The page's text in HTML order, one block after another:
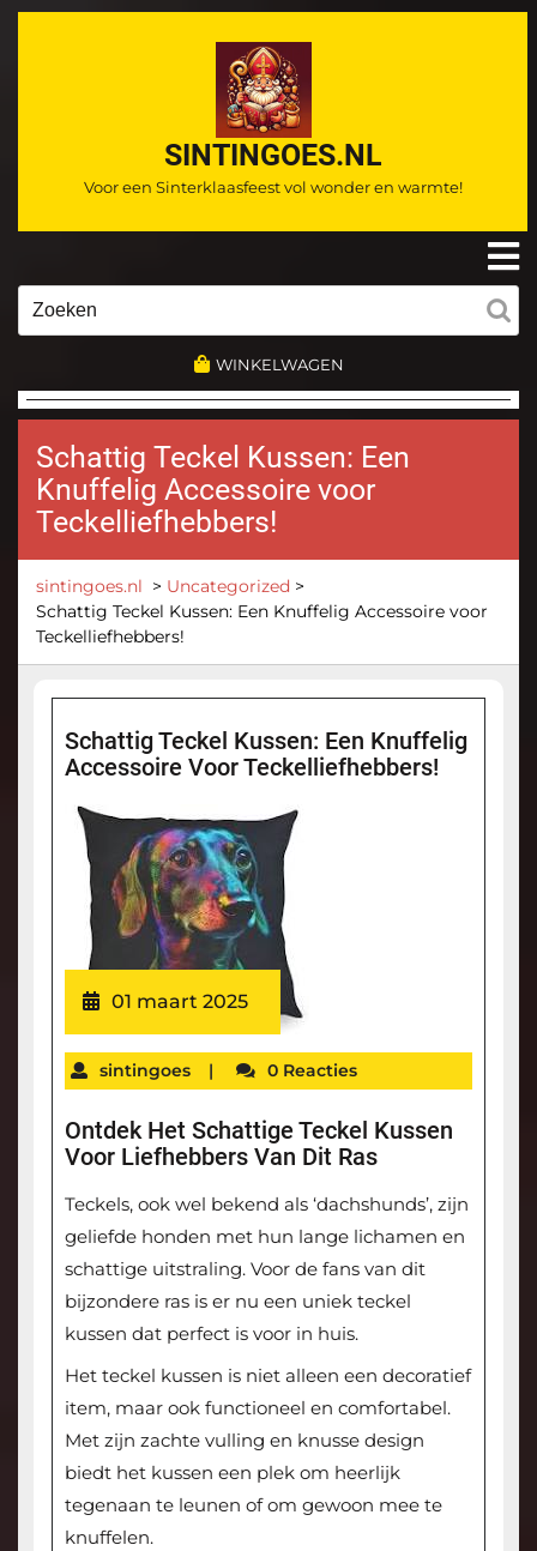
Ga
SINTINGOES.NL
Voor een Sinterklaasfeest vol wonder en warmte!
WINKELWAGEN
Schattig Teckel Kussen: Een
Knuffelig Accessoire voor
Teckelliefhebbers!
sintingoes.nl > Uncategorized >
Schattig Teckel Kussen: Een Knuffelig Accessoire voor
Teckelliefhebbers!
Schattig Teckel Kussen: Een Knuffelig
Accessoire Voor Teckelliefhebbers!
01 maart 2025
sintingoes | 0 Reacties
Ontdek Het Schattige Teckel Kussen
Voor Liefhebbers Van Dit Ras
Teckels, ook wel bekend als ‘dachshunds’, zijn
geliefde honden met hun lange lichamen en
schattige uitstraling. Voor de fans van dit
bijzondere ras is er nu een uniek teckel
kussen dat perfect is voor in huis.
Het teckel kussen is niet alleen een decoratief
item, maar ook functioneel en comfortabel.
Met zijn zachte vulling en knusse design
biedt het kussen een plek om heerlijk
tegenaan te leunen of om gewoon mee te
knuffelen.